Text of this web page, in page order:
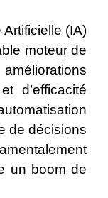
Artificielle (IA)
moteur de
d’efficacité
de décisions
un boom de